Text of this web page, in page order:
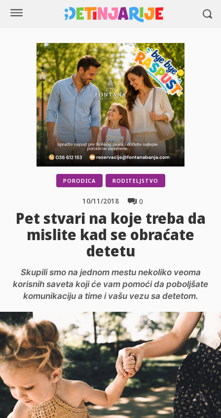
PORODICA RODITELJSTVO
0
10/11/2018
Pet stvari na koje treba da
mislite kad se obraćate
detetu
Skupili smo na jednom mestu nekoliko veoma
korisnih saveta koji će vam pomoći da poboljšate
komunikaciju a time i vašu vezu sa detetom.